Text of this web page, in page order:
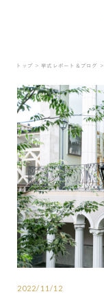
トップ ＞ 挙式レポート＆ブログ ＞
2022/11/12